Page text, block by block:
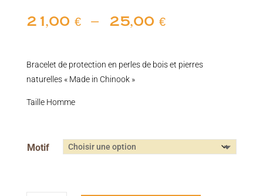
21,00 € – 25,00 €Plage
de
à
Bracelet de protection en perles de bois et pierres
naturelles « Made in Chinook »
Taille Homme
Motif